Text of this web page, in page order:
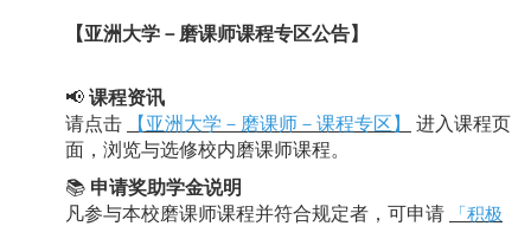
【亚洲大学－磨课师课程专区公告】
📢 课程资讯
请点击
【亚洲大学－磨课师－课程专区】
进入课程页
面，浏览与选修校内磨课师课程。
📚 申请奖助学金说明
凡参与本校磨课师课程并符合规定者，可申请 「 积极